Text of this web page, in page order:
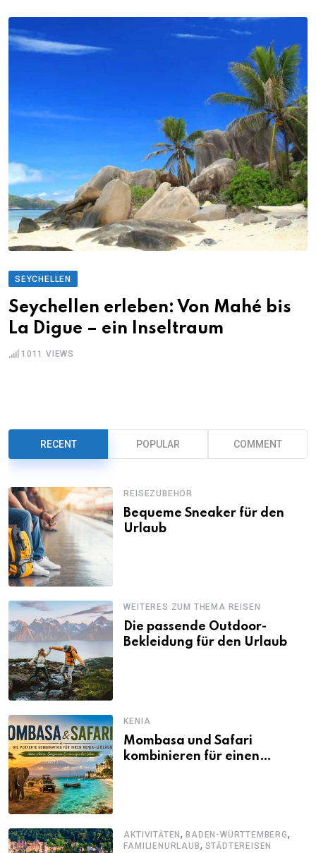
SEYCHELLEN
Seychellen erleben: Von Mahé bis
La Digue – ein Inseltraum
1011 VIEWS
RECENT POPULAR COMMENT
REISEZUBEHÖR
Bequeme Sneaker für den
Urlaub
WEITERES ZUM THEMA REISEN
Die passende Outdoor-
Bekleidung für den Urlaub
KENIA
Mombasa und Safari
kombinieren für einen
AKTIVITÄTEN,BADEN-WÜRTTEMBERG,
FAMILIENURLAUB, STÄDTEREISEN